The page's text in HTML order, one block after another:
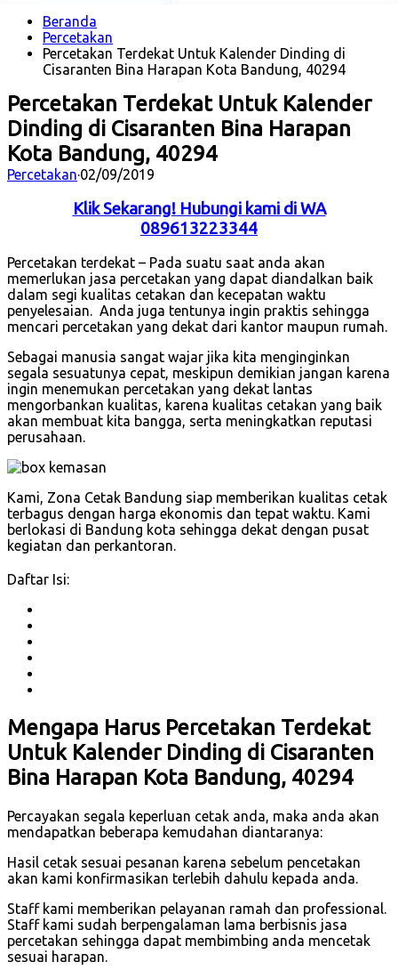
Beranda
Percetakan
Percetakan Terdekat Untuk Kalender Dinding di
Cisaranten Bina Harapan Kota Bandung, 40294
Percetakan Terdekat Untuk Kalender
Dinding di Cisaranten Bina Harapan
Kota Bandung, 40294
Percetakan·02/09/2019
Klik Sekarang! Hubungi kami di WA
089613223344
Percetakan terdekat – Pada suatu saat anda akan
memerlukan jasa percetakan yang dapat diandalkan baik
dalam segi kualitas cetakan dan kecepatan waktu
penyelesaian. Anda juga tentunya ingin praktis sehingga
mencari percetakan yang dekat dari kantor maupun rumah.
Sebagai manusia sangat wajar jika kita menginginkan
segala sesuatunya cepat, meskipun demikian jangan karena
ingin menemukan percetakan yang dekat lantas
mengorbankan kualitas, karena kualitas cetakan yang baik
akan membuat kita bangga, serta meningkatkan reputasi
perusahaan.
Kami, Zona Cetak Bandung siap memberikan kualitas cetak
terbagus dengan harga ekonomis dan tepat waktu. Kami
berlokasi di Bandung kota sehingga dekat dengan pusat
kegiatan dan perkantoran.
Daftar Isi:
Mengapa Harus Percetakan Terdekat
Untuk Kalender Dinding di Cisaranten
Bina Harapan Kota Bandung, 40294
Percayakan segala keperluan cetak anda, maka anda akan
mendapatkan beberapa kemudahan diantaranya:
Hasil cetak sesuai pesanan karena sebelum pencetakan
akan kami konfirmasikan terlebih dahulu kepada anda.
Staff kami memberikan pelayanan ramah dan professional.
Staff kami sudah berpengalaman lama berbisnis jasa
percetakan sehingga dapat membimbing anda mencetak
sesuai harapan.